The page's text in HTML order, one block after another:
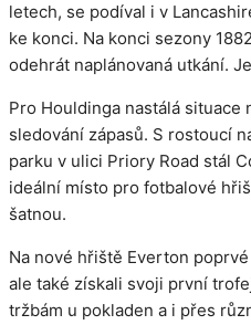
letech, se podíval i v
ke konci. Na konci sezony
odehrát naplánovaná utkání.
Pro Houldinga nastálá
sledování zápasů. S rostoucí
parku v ulici Priory Road stál
ideální místo pro fotbalové
šatnou.
Na nové hřiště Everton
ale také získali svoji první
tržbám u pokladen a i přes